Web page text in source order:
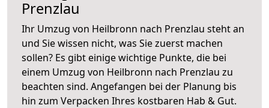
Prenzlau
Ihr Umzug von Heilbronn nach Prenzlau steht an
und Sie wissen nicht, was Sie zuerst machen
sollen? Es gibt einige wichtige Punkte, die bei
einem Umzug von Heilbronn nach Prenzlau zu
beachten sind. Angefangen bei der Planung bis
hin zum Verpacken Ihres kostbaren Hab & Gut.